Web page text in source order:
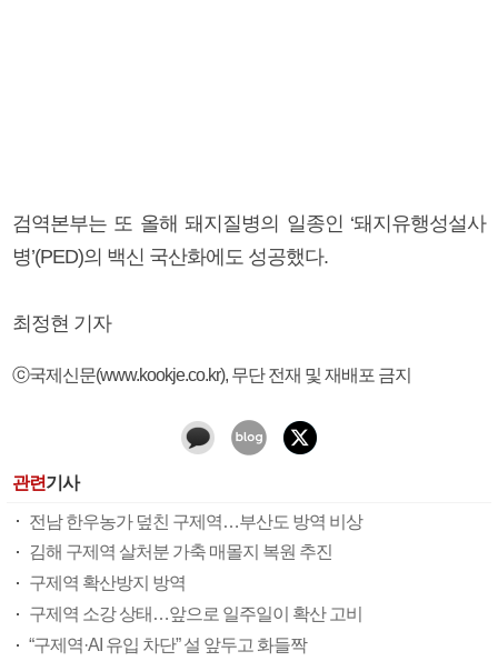
검역본부는 또 올해 돼지질병의 일종인 ‘돼지유행성설사
병’(PED)의 백신 국산화에도 성공했다.
최정현 기자
ⓒ국제신문(www.kookje.co.kr), 무단 전재 및 재배포 금지
관련기사
전남 한우농가 덮친 구제역…부산도 방역 비상
김해 구제역 살처분 가축 매몰지 복원 추진
구제역 확산방지 방역
구제역 소강 상태…앞으로 일주일이 확산 고비
“구제역·AI 유입 차단” 설 앞두고 화들짝